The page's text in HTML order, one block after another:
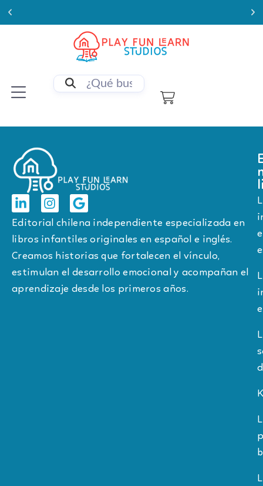
Enviamos a todo Chile
Editorial chilena independiente especializada en
libros infantiles originales en español e inglés.
Creamos historias que fortalecen el vínculo,
estimulan el desarrollo emocional y acompañan el
aprendizaje desde los primeros años.